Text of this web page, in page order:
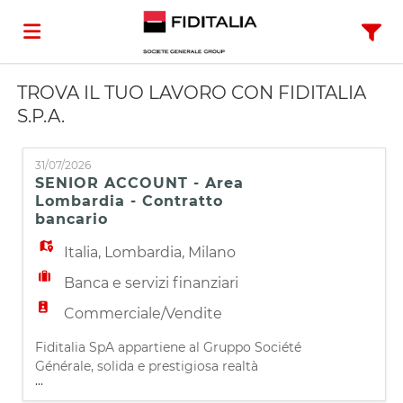
Home
Offerte
di
lavoro
Carica
il
CV
Login
Lingua
TROVA IL TUO LAVORO CON FIDITALIA
S.P.A.
31/07/2026
SENIOR ACCOUNT - Area
Lombardia - Contratto
bancario
Italia, Lombardia, Milano
Banca e servizi finanziari
Commerciale/Vendite
Fiditalia SpA appartiene al Gruppo Société
Générale, solida e prestigiosa realtà
bancaria-finanziaria. Fiditalia, una delle più
...